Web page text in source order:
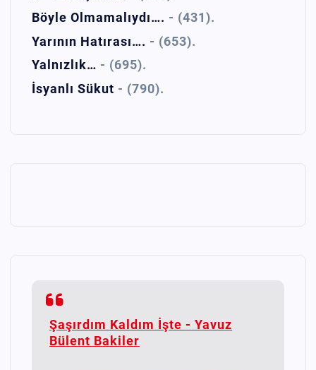
Böyle Olmamalıydı…. - (431).
Yarının Hatırası…. - (653).
Yalnızlık… - (695).
İsyanlı Sükut - (790).
Şaşırdım Kaldım İşte - Yavuz
Bülent Bakiler